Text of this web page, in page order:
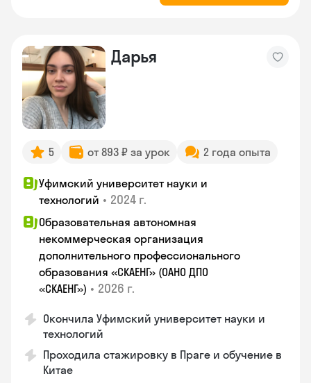
Дарья
5 от 893 ₽ за урок 2 года опыта
Уфимский университет науки и
технологий • 2024 г.
Образовательная автономная
некоммерческая организация
дополнительного профессионального
образования «СКАЕНГ» (ОАНО ДПО
«СКАЕНГ») • 2026 г.
Окончила Уфимский университет науки и
технологий
Проходила стажировку в Праге и обучение в
Китае